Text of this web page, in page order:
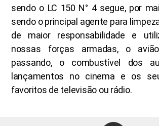
sendo o LC 150 N° 4 segue, por
sendo o principal agente para
de maior responsabilidade e
nossas forças armadas, o
passando, o combustível dos
lançamentos no cinema e os
favoritos de televisão ou rádio.